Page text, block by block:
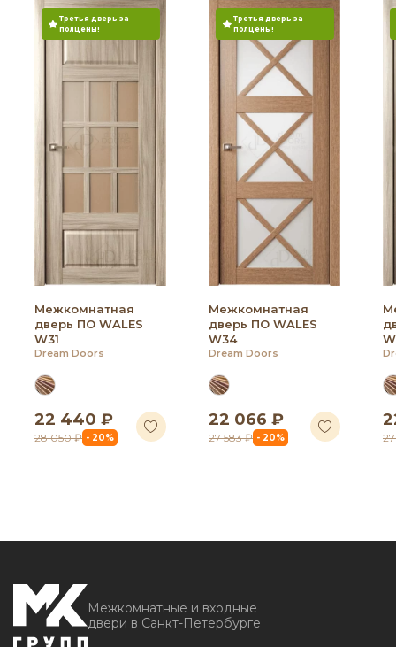
Третья дверь за
полцены!
Межкомнатная
дверь ПО WALES
W31
Dream Doors
22 440 ₽
28 050 ₽ - 20%
Третья дверь за
полцены!
Межкомнатная
дверь ПО WALES
W34
Dream Doors
22 066 ₽
27 583 ₽ - 20%
Межкомнатные и входные
двери в Санкт-Петербурге